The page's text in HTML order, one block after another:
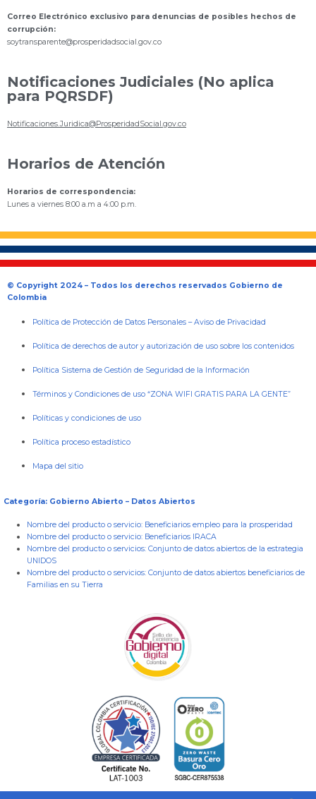
Correo Electrónico exclusivo para denuncias de posibles hechos de
corrupción:
soytransparente@prosperidadsocial.gov.co
Notificaciones Judiciales (No aplica
para PQRSDF)
Notificaciones.Juridica@ProsperidadSocial.gov.co
Horarios de Atención
Horarios de correspondencia:
Lunes a viernes 8:00 a.m a 4:00 p.m.
© Copyright 2024 – Todos los derechos reservados Gobierno de
Colombia
Política de Protección de Datos Personales –Aviso de Privacidad
Política de derechos de autor y autorización de uso sobre los contenidos
Política Sistema de Gestión de Seguridad de la Información
Términos y Condiciones de uso “ZONA WIFI GRATIS PARA LA GENTE”
Políticas y condiciones de uso
Política proceso estadístico
Mapa del sitio
Categoría: Gobierno Abierto – Datos Abiertos
Nombre del producto o servicio: Beneficiarios empleo para la prosperidad
Nombre del producto o servicio: Beneficiarios IRACA
Nombre del producto o servicios: Conjunto de datos abiertos de la estrategia
UNIDOS
Nombre del producto o servicios: Conjunto de datos abiertos beneficiarios de
Familias en su Tierra